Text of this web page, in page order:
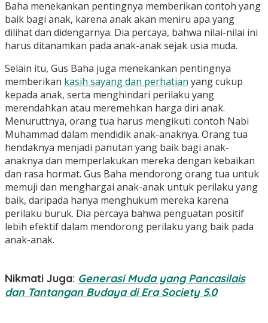
Baha menekankan pentingnya memberikan contoh yang
baik bagi anak, karena anak akan meniru apa yang
dilihat dan didengarnya. Dia percaya, bahwa nilai-nilai ini
harus ditanamkan pada anak-anak sejak usia muda.
Selain itu, Gus Baha juga menekankan pentingnya
memberikan kasih sayang dan perhatian yang cukup
kepada anak, serta menghindari perilaku yang
merendahkan atau meremehkan harga diri anak.
Menuruttnya, orang tua harus mengikuti contoh Nabi
Muhammad dalam mendidik anak-anaknya. Orang tua
hendaknya menjadi panutan yang baik bagi anak-
anaknya dan memperlakukan mereka dengan kebaikan
dan rasa hormat. Gus Baha mendorong orang tua untuk
memuji dan menghargai anak-anak untuk perilaku yang
baik, daripada hanya menghukum mereka karena
perilaku buruk. Dia percaya bahwa penguatan positif
lebih efektif dalam mendorong perilaku yang baik pada
anak-anak.
Nikmati Juga: Generasi Muda yang Pancasilais
dan Tantangan Budaya di Era Society 5.0